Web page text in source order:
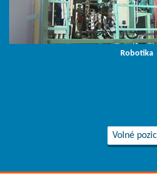
Robotika
Volné